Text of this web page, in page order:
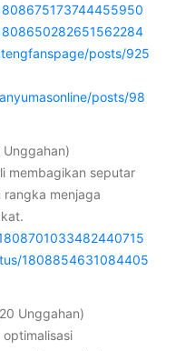
posts/925
posts/98
membagikan seputar
rangka menjaga
1808854631084405
Unggahan)
optimalisasi